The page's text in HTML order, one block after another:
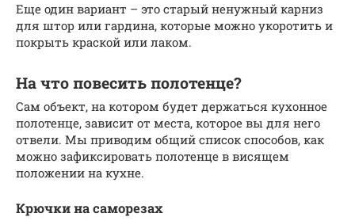
Еще один вариант – это старый ненужный карниз
для штор или гардина, которые можно укоротить и
покрыть краской или лаком.
На что повесить полотенце?
Сам объект, на котором будет держаться кухонное
полотенце, зависит от места, которое вы для него
отвели. Мы приводим общий список способов, как
можно зафиксировать полотенце в висящем
положении на кухне.
Крючки на саморезах